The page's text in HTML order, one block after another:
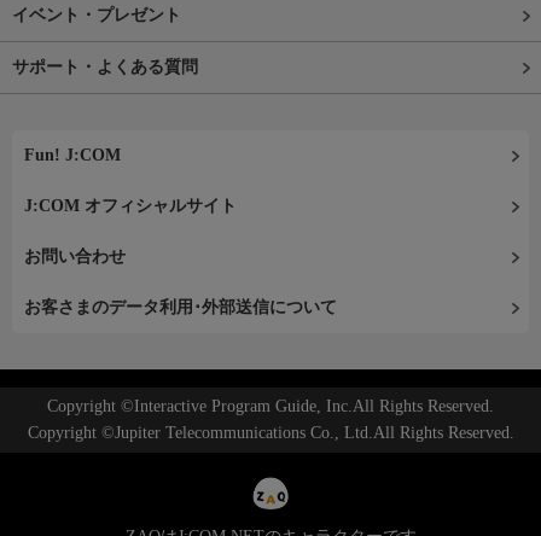
イベント・プレゼント
サポート・よくある質問
Fun! J:COM
J:COM オフィシャルサイト
お問い合わせ
お客さまのデータ利用･外部送信について
Copyright ©Interactive Program Guide, Inc.All Rights Reserved.
Copyright ©Jupiter Telecommunications Co., Ltd.All Rights Reserved.